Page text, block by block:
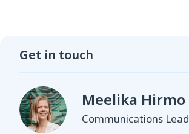
Get in touch
Meelika Hirmo
Communications Lead